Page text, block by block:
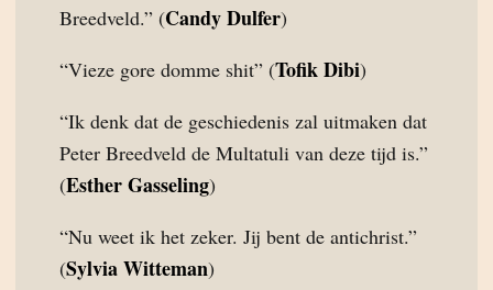
Breedveld.” (Candy Dulfer)
“Vieze gore domme shit” (Tofik Dibi)
“Ik denk dat de geschiedenis zal uitmaken dat
Peter Breedveld de Multatuli van deze tijd is.”
(Esther Gasseling)
“Nu weet ik het zeker. Jij bent de antichrist.”
(Sylvia Witteman)